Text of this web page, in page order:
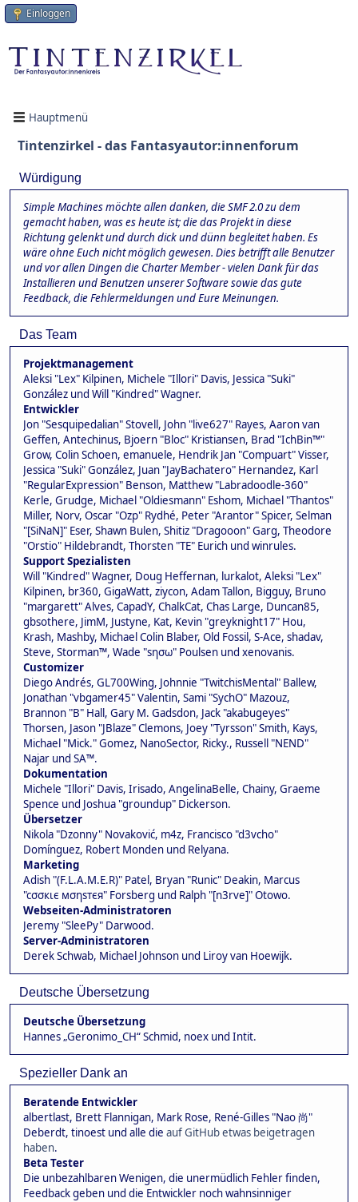
Einloggen
Hauptmenü
Tintenzirkel - das Fantasyautor:innenforum
Würdigung
Simple Machines möchte allen danken, die SMF 2.0 zu dem
gemacht haben, was es heute ist; die das Projekt in diese
Richtung gelenkt und durch dick und dünn begleitet haben. Es
wäre ohne Euch nicht möglich gewesen. Dies betrifft alle Benutzer
und vor allen Dingen die Charter Member - vielen Dank für das
Installieren und Benutzen unserer Software sowie das gute
Feedback, die Fehlermeldungen und Eure Meinungen.
Das Team
Projektmanagement
Aleksi "Lex" Kilpinen, Michele "Illori" Davis, Jessica "Suki"
González und Will "Kindred" Wagner.
Entwickler
Jon "Sesquipedalian" Stovell, John "live627" Rayes, Aaron van
Geffen, Antechinus, Bjoern "Bloc" Kristiansen, Brad "IchBin™"
Grow, Colin Schoen, emanuele, Hendrik Jan "Compuart" Visser,
Jessica "Suki" González, Juan "JayBachatero" Hernandez, Karl
"RegularExpression" Benson, Matthew "Labradoodle-360"
Kerle, Grudge, Michael "Oldiesmann" Eshom, Michael "Thantos"
Miller, Norv, Oscar "Ozp" Rydhé, Peter "Arantor" Spicer, Selman
"[SiNaN]" Eser, Shawn Bulen, Shitiz "Dragooon" Garg, Theodore
"Orstio" Hildebrandt, Thorsten "TE" Eurich und winrules.
Support Spezialisten
Will "Kindred" Wagner, Doug Heffernan, lurkalot, Aleksi "Lex"
Kilpinen, br360, GigaWatt, ziycon, Adam Tallon, Bigguy, Bruno
"margarett" Alves, CapadY, ChalkCat, Chas Large, Duncan85,
gbsothere, JimM, Justyne, Kat, Kevin "greyknight17" Hou,
Krash, Mashby, Michael Colin Blaber, Old Fossil, S-Ace, shadav,
Steve, Storman™, Wade "sησω" Poulsen und xenovanis.
Customizer
Diego Andrés, GL700Wing, Johnnie "TwitchisMental" Ballew,
Jonathan "vbgamer45" Valentin, Sami "SychO" Mazouz,
Brannon "B" Hall, Gary M. Gadsdon, Jack "akabugeyes"
Thorsen, Jason "JBlaze" Clemons, Joey "Tyrsson" Smith, Kays,
Michael "Mick." Gomez, NanoSector, Ricky., Russell "NEND"
Najar und SA™.
Dokumentation
Michele "Illori" Davis, Irisado, AngelinaBelle, Chainy, Graeme
Spence und Joshua "groundup" Dickerson.
Übersetzer
Nikola "Dzonny" Novaković, m4z, Francisco "d3vcho"
Domínguez, Robert Monden und Relyana.
Marketing
Adish "(F.L.A.M.E.R)" Patel, Bryan "Runic" Deakin, Marcus
"cσσкιє мσηѕтєя" Forsberg und Ralph "[n3rve]" Otowo.
Webseiten-Administratoren
Jeremy "SleePy" Darwood.
Server-Administratoren
Derek Schwab, Michael Johnson und Liroy van Hoewijk.
Deutsche Übersetzung
Deutsche Übersetzung
Hannes „Geronimo_CH“ Schmid, noex und Intit.
Spezieller Dank an
Beratende Entwickler
albertlast, Brett Flannigan, Mark Rose, René-Gilles "Nao 尚"
Deberdt, tinoest und alle die auf GitHub etwas beigetragen
haben.
Beta Tester
Die unbezahlbaren Wenigen, die unermüdlich Fehler finden,
Feedback geben und die Entwickler noch wahnsinniger